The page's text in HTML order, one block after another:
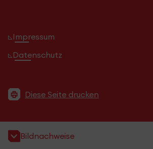
Impressum
Datenschutz
Diese Seite drucken
Bildnachweise